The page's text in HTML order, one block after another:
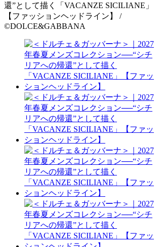
還”として描く「VACANZE SICILIANE」
【ファッションヘッドライン】 /
©DOLCE&GABBANA